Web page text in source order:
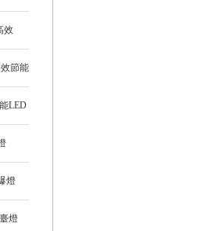
效
節能
LED
燈
燈